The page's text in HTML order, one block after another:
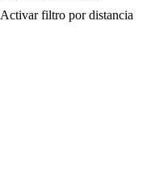
Activar filtro por distancia